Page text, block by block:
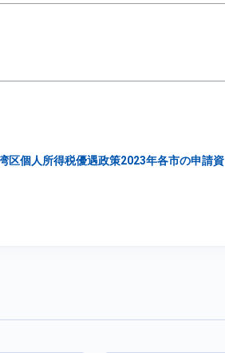
区個人所得税優遇政策2023年各市の申請資